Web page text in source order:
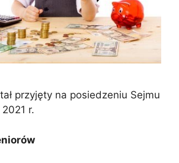
przyjęty na posiedzeniu Sejmu
r.